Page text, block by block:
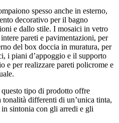
spesso anche in esterno,
decorativo per il bagno
e dallo stile. I mosaici in vetro
pareti e pavimentazioni, per
del box doccia in muratura, per
i piani d’appoggio e il supporto
e per realizzare pareti policrome e
questo tipo di prodotto offre
differenti di un’unica tinta,
sintonia con gli arredi e gli